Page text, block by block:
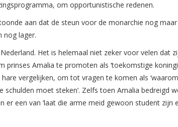
om opportunistische redenen.
aan dat de steun voor de monarchie nog maar
nog lager.
Het is helemaal niet zeker voor velen dat
Amalia te promoten als ‘toekomstige
vergelijken, om tot vragen te komen als
moet steken’. Zelfs toen Amalia bedreigd
een van ‘laat die arme meid gewoon student zijn